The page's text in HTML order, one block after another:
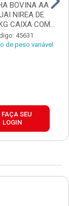
BOVINA AA
NIREA DE
CAIXA COM
±15KG45631
de peso variável
FAÇA SEU
LOGIN